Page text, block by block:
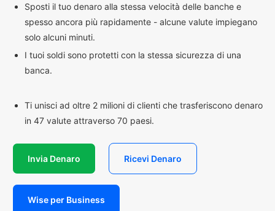
Sposti il tuo denaro alla stessa velocità delle banche e
spesso ancora più rapidamente - alcune valute impiegano
solo alcuni minuti.
I tuoi soldi sono protetti con la stessa sicurezza di una
banca.
Ti unisci ad oltre 2 milioni di clienti che trasferiscono denaro
in 47 valute attraverso 70 paesi.
Invia Denaro Ricevi Denaro
Wise per Business